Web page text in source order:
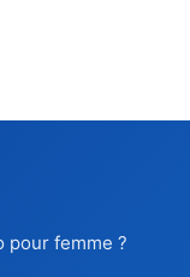
pour femme ?